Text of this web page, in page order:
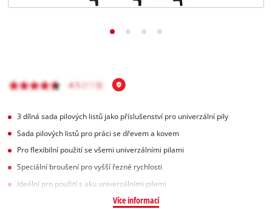
3 dílná sada pilových listů jako příslušenství pro univerzální pily
Sada pilových listů pro práci se dřevem a kovem
Pro flexibilní použití se všemi univerzálními pilami
Speciální broušení pro vyšší řezné rychlosti
Ideální pro použití s aku univerzálními pilami
Více informací